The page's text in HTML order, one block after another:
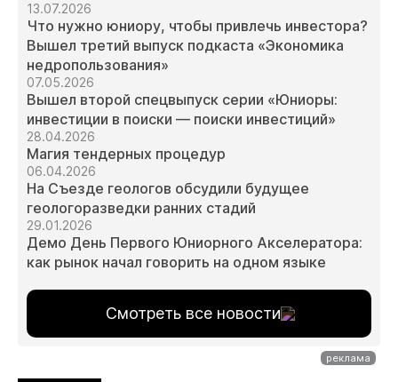
13.07.2026
Что нужно юниору, чтобы привлечь инвестора?
Вышел третий выпуск подкаста «Экономика
недропользования»
07.05.2026
Вышел второй спецвыпуск серии «Юниоры:
инвестиции в поиски — поиски инвестиций»
28.04.2026
Магия тендерных процедур
06.04.2026
На Съезде геологов обсудили будущее
геологоразведки ранних стадий
29.01.2026
Демо День Первого Юниорного Акселератора:
как рынок начал говорить на одном языке
Смотреть все новости